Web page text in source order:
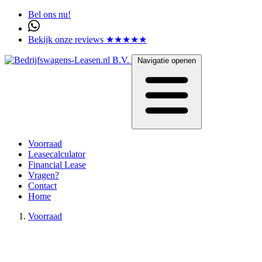
Bel ons nu!
Bekijk onze reviews ★★★★★
Navigatie openen
Voorraad
Leasecalculator
Financial Lease
Vragen?
Contact
Home
Voorraad